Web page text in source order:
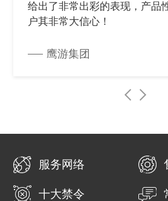
给出了非常出彩的表现，产品
户其非常大信心！
鹰游集团
服务网络
十大禁令